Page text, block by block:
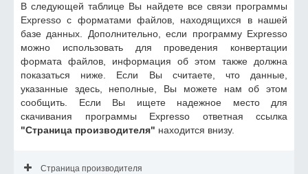
В следующей таблице Вы найдете все связи программы
Expresso с форматами файлов, находящихся в нашей
базе данных. Дополнительно, если программу Expresso
можно использовать для проведения конвертации
формата файлов, информация об этом также должна
показаться ниже. Если Вы считаете, что данные,
указанные здесь, неполные, Вы можете нам об этом
сообщить. Если Вы ищете надежное место для
скачивания программы Expresso ответная ссылка
"Страница производителя" находится внизу.
Страница производителя